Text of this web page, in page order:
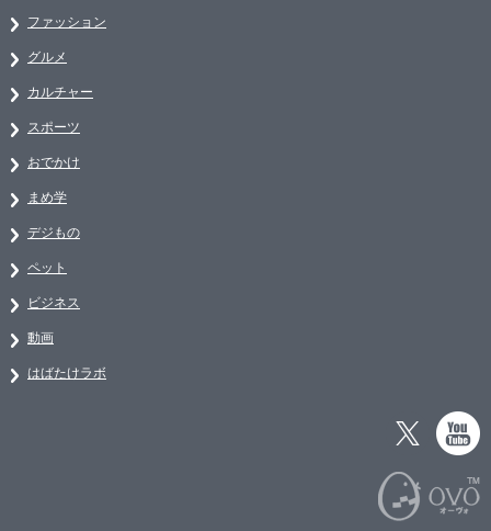
ファッション
グルメ
カルチャー
スポーツ
おでかけ
まめ学
デジもの
ペット
ビジネス
動画
はばたけラボ